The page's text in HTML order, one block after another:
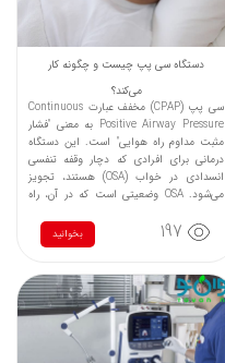
دستگاه سی‌ پپ چیست و چگونه کار
می‌کند؟
سی‌ پپ (CPAP) مخفف عبارت Continuous
Positive Airway Pressure به معنی "فشار
مثبت مداوم راه هوایی" است. این دستگاه
درمانی برای افرادی که دچار وقفه تنفسی
انسدادی در خواب (OSA) هستند، تجویز
می‌شود. OSA وضعیتی است که در آن، راه
مسدود می‌شود، که باعث توقف یا کاهش
197 بخوانید